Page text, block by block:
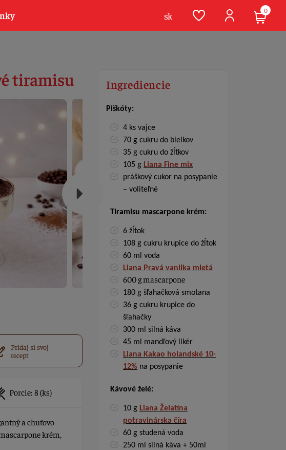
tiramisu
Pridaj si svoj
recept
Porcie: 8 (ks)
a chuťovo
krém,
Ingrediencie
Piškóty:
4 ks vajce
70 g cukru do bielkov
35 g cukru do žĺtkov
105 g Liana Fine mix
práškový cukor na posypanie
– voliteľné
Tiramisu mascarpone krém:
6 žĺtok
108 g cukru krupice do žĺtok
60 ml voda
Liana Pravá vanilka mletá
600 g mascarpone
180 g šľahačková smotana
36 g cukru krupice do
šľahačky
300 ml silná káva
45 ml mandľový likér
Liana Kakao holandské 10-
12% na posypanie
Kávové želé:
10 g Liana Želatína
potravinárska číra
60 g studená voda
250 ml silná káva + 50ml
sk 0